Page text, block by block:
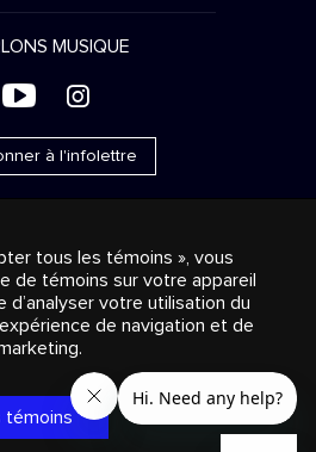
MUSIQUE
+ &
à l'infolettre
Diffusion & distribution
Solutions d’affaires Radio
Cookies settings
Inc. Tous droits réservés.
MUSICALES
et les autres
sont des marques de commerce du
aux États-Unis et dans les autres
tous les témoins », vous
de témoins sur votre appareil
votre utilisation du
de navigation et de
témoins